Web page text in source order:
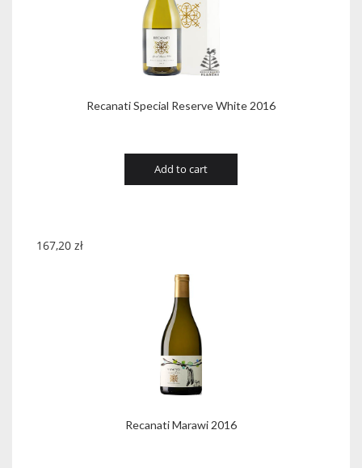
Recanati Special Reserve White 2016
Add to cart
Recanati Marawi 2016
167,20 zł